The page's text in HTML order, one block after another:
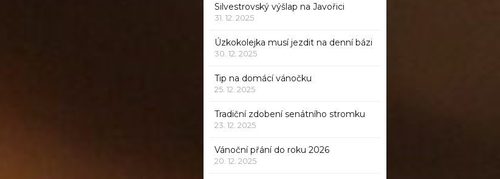
Silvestrovský výšlap na Javořici
31. 12. 2025
Úzkokolejka musí jezdit na denní bázi
30. 12. 2025
Tip na domácí vánočku
25. 12. 2025
Tradiční zdobení senátního stromku
23. 12. 2025
Vánoční přání do roku 2026
20. 12. 2025